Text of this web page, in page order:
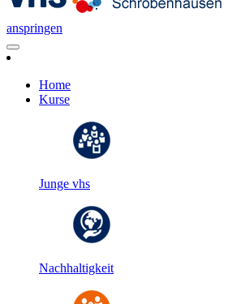
anspringen
Home
Kurse
Junge vhs
Nachhaltigkeit